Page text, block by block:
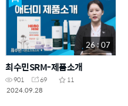
26 : 07
최수민SRM-제품소개
901 69
11
2024.09.28